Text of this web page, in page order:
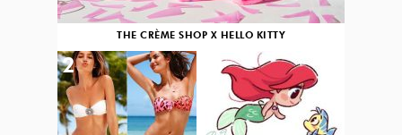
THE CRÈME SHOP X HELLO KITTY
2 3